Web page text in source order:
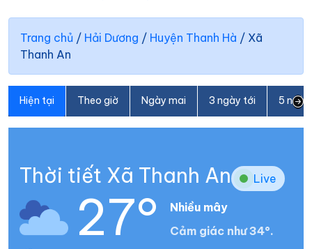
Trang chủ / Hải Dương / Huyện Thanh Hà / Xã
Thanh An
Hiện tại Theo giờ Ngày mai 3 ngày tới 5
Thời tiết Xã Thanh An Live
27°
Nhiều mây
Cảm giác như 34°.